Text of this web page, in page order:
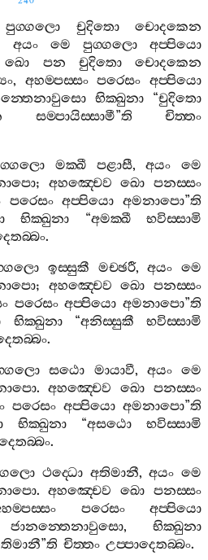
පුග‍්ගලො චුදිතො
චොදකෙන
අයං මෙ පුග‍්ගලො
අප‍්පියො
ඛො පන චුදිතො
චොදකෙන
, අහම‍්පස‍්සං පරෙසං අප‍්පියො
භික‍්ඛුනා“චුදිතො
සම‍්පායිස‍්සාමී”ති
චිත‍්තං
මක‍්ඛී පළාසී,අයං
මෙ
; අහඤ‍්චෙව ඛො පනස‍්සං
පරෙසං අප‍්පියො අමනාපො”ති
භික‍්ඛුනා “අමක‍්ඛී
භවිස‍්සාමි
.
ඉස‍්සුකී මච‍්ඡරී,අයං මෙ
; අහඤ‍්චෙව ඛො පනස‍්සං
පරෙසං අප‍්පියො අමනාපො”ති
භික‍්ඛුනා“අනිස‍්සුකී
භවිස‍්සාමි
.
සඨො මායාවී, අයං මෙ
.අහඤ‍්චෙව ඛො පනස‍්සං
පරෙසං අප‍්පියො අමනාපො”ති
භික‍්ඛුනා “අසඨො
භවිස‍්සාමි
.
ථද‍්ධො අතිමානී,අයං මෙ
.අහඤ‍්චෙව ඛො පනස‍්සං
පරෙසං
අප‍්පියො
ජානන‍්තෙනාවුසො,භික‍්ඛුනා
”ති චිත‍්තං උප‍්පාදෙතබ‍්බං.